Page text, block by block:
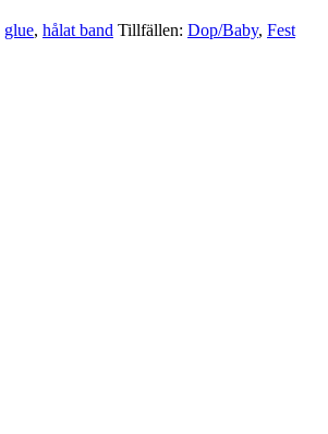
glue, hålat band Tillfällen: Dop/Baby, Fest